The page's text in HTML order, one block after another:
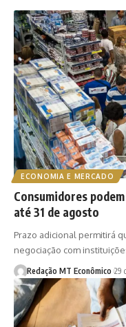
ECONOMIA E MERCADO
Consumidores
até 31 de agosto
Prazo adicional permitirá
negociação com
Redação MT Econômico 29